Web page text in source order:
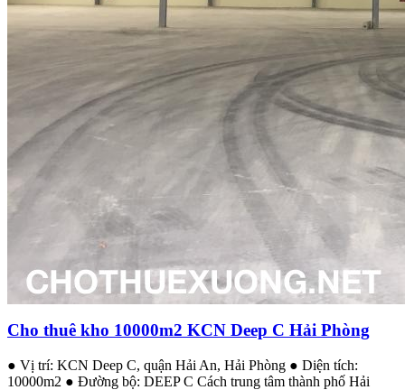
Cho thuê kho 10000m2 KCN Deep C Hải Phòng
● Vị trí: KCN Deep C, quận Hải An, Hải Phòng ● Diện tích:
10000m2 ● Đường bộ: DEEP C Cách trung tâm thành phố Hải